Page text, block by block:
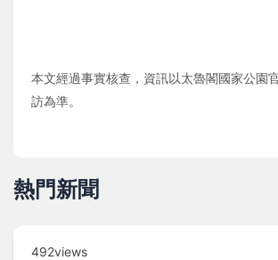
本文經過事實核查，資訊以太魯閣國家公園
訪為準。
熱門新聞
492views